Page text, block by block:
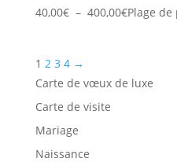
40,00€ – 400,00€Plage de
1 2 3 4 →
Carte de vœux de luxe
Carte de visite
Mariage
Naissance